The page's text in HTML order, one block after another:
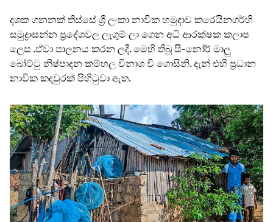
දශක ගනනක් තිස්සේ ශ්‍රී ලංකා නාවික හමුදාව කරෙයිනගර්හි
සමුද්‍රාසන්න ප්‍රදේශවල ලැගුම් ලා ගෙන අධි ආරක්ෂක කලාප
ලෙස .ඒවා පාලනය කරන ලදී. මෙහි තිබූ සී-නෝර් මාලු
බෝට්ටු නිෂ්පාදන කම්හල විනාශ වී ගොසිනි. දැන් එහි ප්‍රධාන
නාවික කඳවුරක් පිහිටුවා ඇත.